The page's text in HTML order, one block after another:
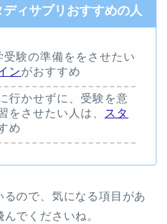
ィサプリおすすめの人
験の準備ををさせたい
ンがおすすめ
行かせずに、受験を意
をさせたい人は、
スタ
め
ので、気になる項目があ
でくださいね。